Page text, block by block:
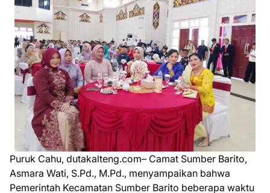
Puruk Cahu, dutakalteng.com– Camat Sumber Barito,
Asmara Wati, S.Pd., M.Pd., menyampaikan bahwa
Pemerintah Kecamatan Sumber Barito beberapa waktu